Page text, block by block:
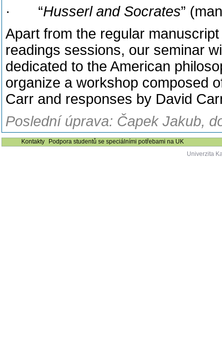
· “Husserl and Socrates”
Apart from the regular
readings sessions, our seminar
dedicated to the American
organize a workshop composed
Carr and responses by David
Poslední úprava: Čapek Jakub,
Kontakty
Podpora studentů se speciálními potřebami na UK
Univerzita